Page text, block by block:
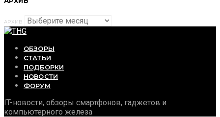
АРХИВ
ОБЗОРЫ
СТАТЬИ
ПОДБОРКИ
НОВОСТИ
ФОРУМ
IT-новости, обзоры смартфонов, гаджетов и
компьютерного железа